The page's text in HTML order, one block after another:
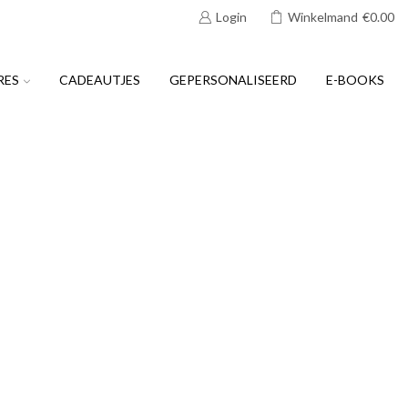
Login Winkelmand €0.00
CADEAUTJES GEPERSONALISEERD E-BOOKS